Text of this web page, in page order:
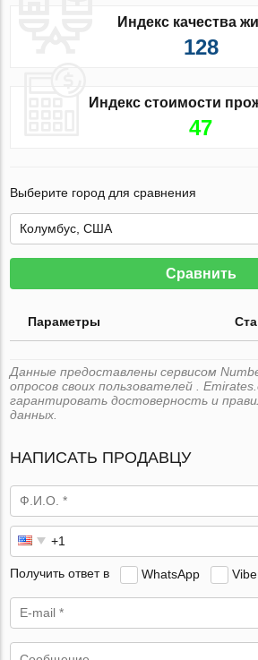
Индекс качества
128
Индекс стоимости
47
Выберите город для сравнения
Сравнить
Параметры
Данные предоставлены сервисом
опросов своих пользователей .
гарантировать достоверность и
данных.
НАПИСАТЬ ПРОДАВЦУ
Получить ответ в WhatsApp